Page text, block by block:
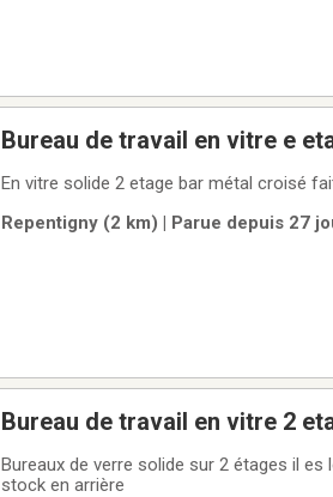
Bureau de travail en vitre e
En vitre solide 2 etage bar métal croisé
Repentigny (2 km) | Parue depuis 27
Bureau de travail en vitre 2
Bureaux de verre solide sur 2 étages il
stock en arrière